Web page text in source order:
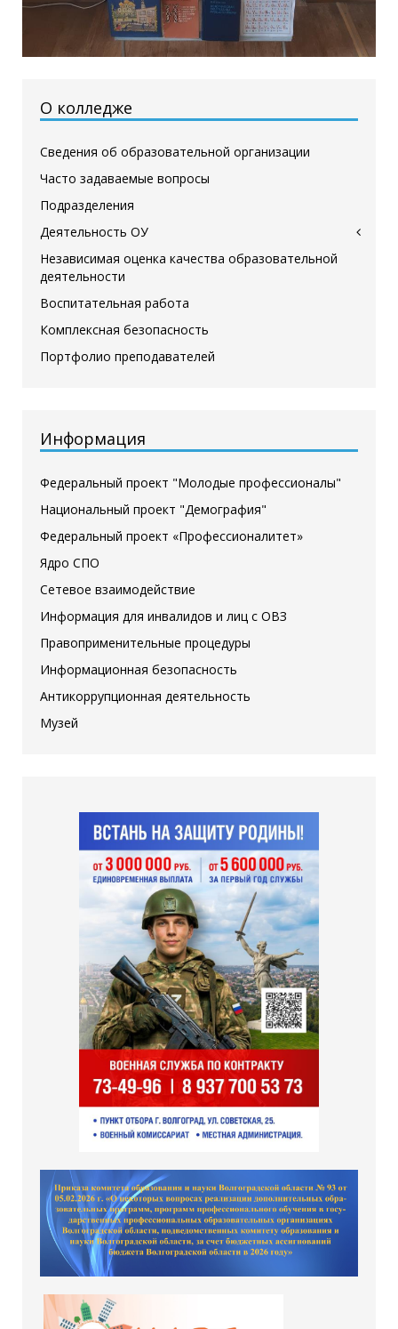
О колледже
Сведения об образовательной организации
Часто задаваемые вопросы
Подразделения
Деятельность ОУ
Независимая оценка качества образовательной
деятельности
Воспитательная работа
Комплексная безопасность
Портфолио преподавателей
Информация
Федеральный проект "Молодые профессионалы"
Национальный проект "Демография"
Федеральный проект «Профессионалитет»
Ядро СПО
Сетевое взаимодействие
Информация для инвалидов и лиц с ОВЗ
Правоприменительные процедуры
Информационная безопасность
Антикоррупционная деятельность
Музей